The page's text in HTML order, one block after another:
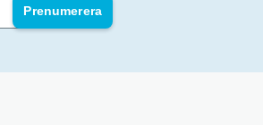
Prenumerera